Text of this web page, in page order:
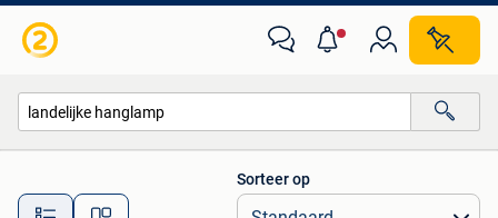
Alle afstanden…
Sorteer op